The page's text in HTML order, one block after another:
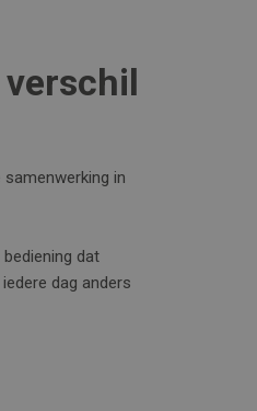
in
dat
dag anders